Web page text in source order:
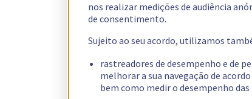
nos realizar medições de audiência
de consentimento.
Sujeito ao seu acordo, utilizamos
rastreadores de desempenho e de
melhorar a sua navegação de
bem como medir o desempenho das